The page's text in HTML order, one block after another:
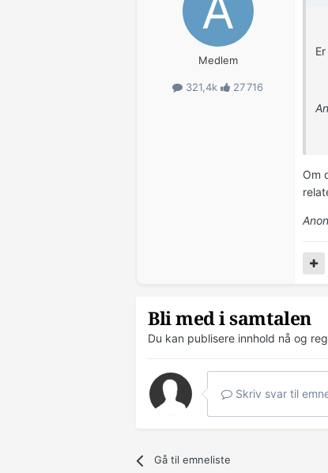
Medlem
321,4k 27 716
Om
Bli med i samtalen
Du kan publisere innhold nå og
Skriv svar til
Gå til emneliste